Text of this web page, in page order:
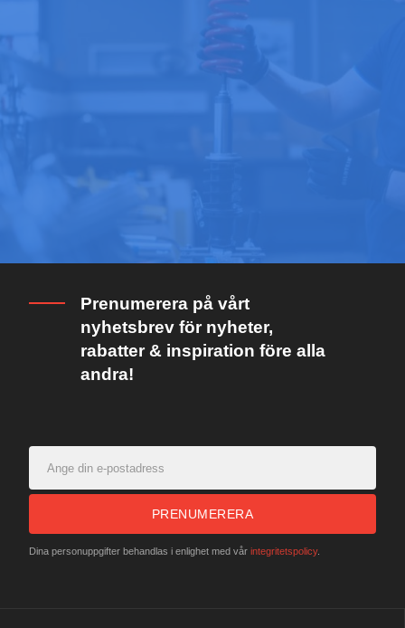
Prenumerera på vårt
nyhetsbrev för nyheter,
rabatter & inspiration före alla
andra!
PRENUMERERA
Dina personuppgifter behandlas i enlighet med vår integritetspolicy.